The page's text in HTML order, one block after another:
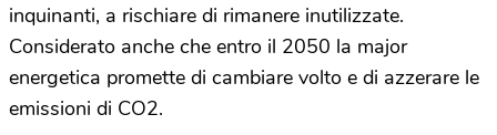
inquinanti, a rischiare di rimanere inutilizzate.
Considerato anche che entro il 2050 la major
energetica promette di cambiare volto e di azzerare le
emissioni di CO2.